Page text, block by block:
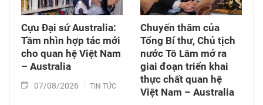
Chuyển giao công nghệ. Sau đó, Quốc hội thảo
luận ở tổ về 3 dự án Luật trên.
Cựu Đại sứ Australia:
Tầm nhìn hợp tác mới
cho quan hệ Việt Nam
– Australia
07/08/2026 TIN TỨC
Chuyến thăm của
Tổng Bí thư, Chủ tịch
nước Tô Lâm mở ra
giai đoạn triển khai
thực chất quan hệ
Việt Nam – Australia